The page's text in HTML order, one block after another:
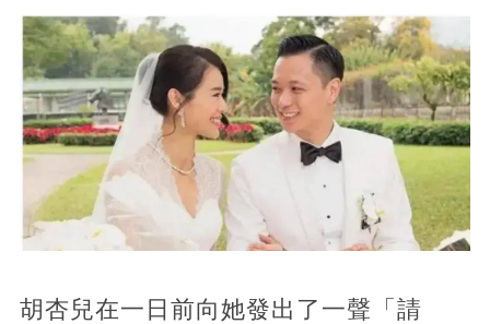
胡杏兒在一日前向她發出了一聲「請